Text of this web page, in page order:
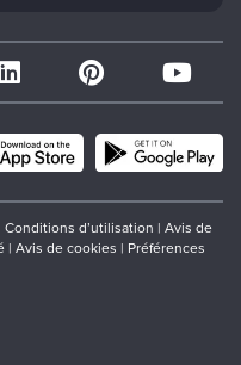
Conditions d’utilisation | Avis de
| Avis de cookies | Préférences